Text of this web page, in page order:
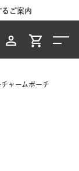
ご案内
ャームポーチ